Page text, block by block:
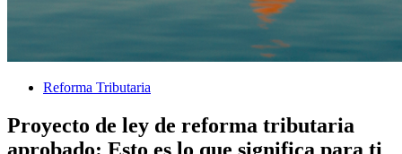
Reforma Tributaria
Proyecto de ley de reforma tributaria